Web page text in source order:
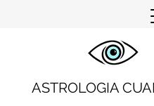
ASTROLOGIA